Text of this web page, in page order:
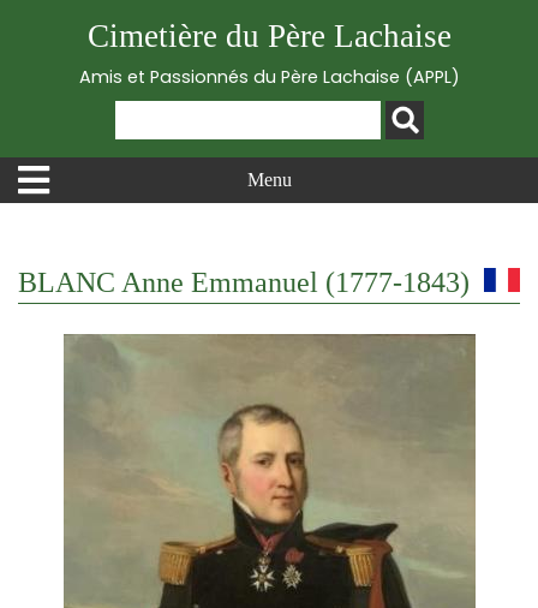
Cimetière du Père Lachaise
Amis et Passionnés du Père Lachaise (APPL)
Menu
BLANC Anne Emmanuel (1777-1843)